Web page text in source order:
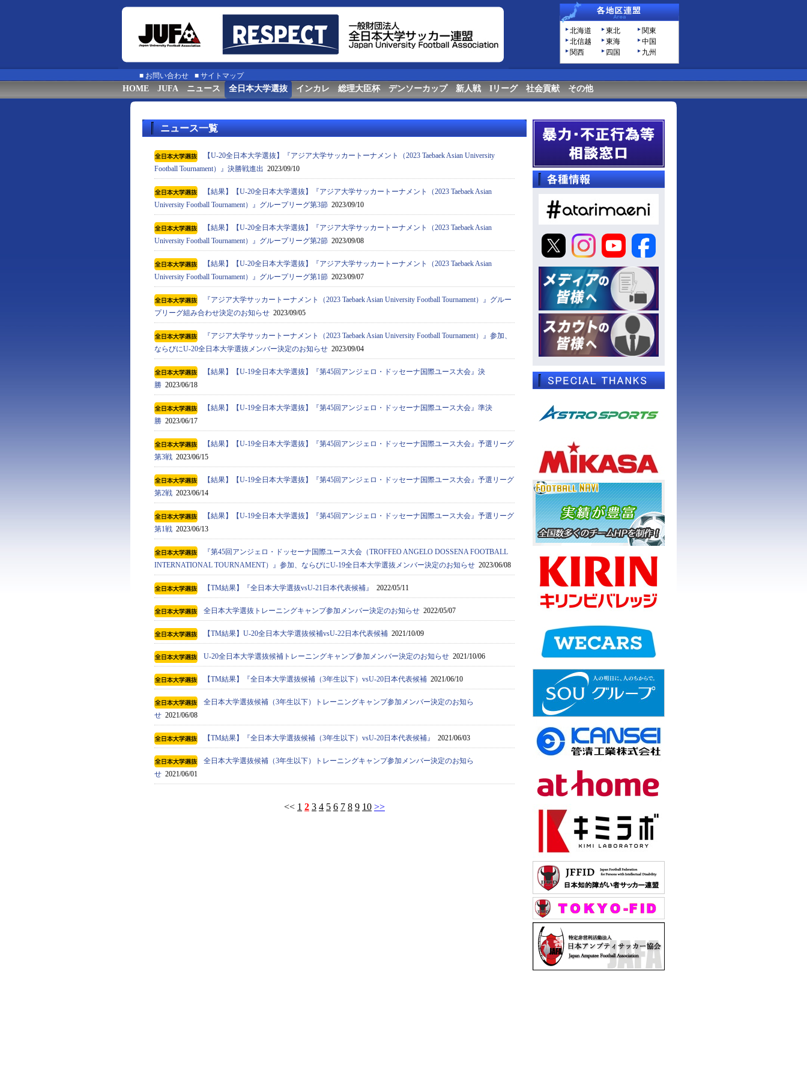
北海道 東北
関東
北信越
東海
中国
関西
四国 九州
■ お問い合わせ ■ サイトマップ
HOME JUFA ニュース 全日本大学選抜 インカレ 総理大臣杯 デンソーカップ 新人戦 Iリーグ 社会貢献 その他
ニュース一覧
【U-20全日本大学選抜】『アジア⼤学サッカートーナメント（2023 Taebaek Asian University
Football Tournament）』決勝戦進出 2023/09/10
【結果】【U-20全日本大学選抜】『アジア⼤学サッカートーナメント（2023 Taebaek Asian
University Football Tournament）』グループリーグ第3節 2023/09/10
【結果】【U-20全日本大学選抜】『アジア⼤学サッカートーナメント（2023 Taebaek Asian
University Football Tournament）』グループリーグ第2節 2023/09/08
【結果】【U-20全日本大学選抜】『アジア⼤学サッカートーナメント（2023 Taebaek Asian
University Football Tournament）』グループリーグ第1節 2023/09/07
『アジア⼤学サッカートーナメント（2023 Taebaek Asian University Football Tournament）』グルー
プリーグ組み合わせ決定のお知らせ 2023/09/05
『アジア⼤学サッカートーナメント（2023 Taebaek Asian University Football Tournament）』参加、
ならびにU-20全日本大学選抜メンバー決定のお知らせ 2023/09/04
【結果】【U-19全日本大学選抜】『第45回アンジェロ・ドッセーナ国際ユース大会』決
勝 2023/06/18
【結果】【U-19全日本大学選抜】『第45回アンジェロ・ドッセーナ国際ユース大会』準決
勝 2023/06/17
【結果】【U-19全日本大学選抜】『第45回アンジェロ・ドッセーナ国際ユース大会』予選リーグ
第3戦 2023/06/15
【結果】【U-19全日本大学選抜】『第45回アンジェロ・ドッセーナ国際ユース大会』予選リーグ
第2戦 2023/06/14
【結果】【U-19全日本大学選抜】『第45回アンジェロ・ドッセーナ国際ユース大会』予選リーグ
第1戦 2023/06/13
『第45回アンジェロ・ドッセーナ国際ユース大会（TROFFEO ANGELO DOSSENA FOOTBALL
INTERNATIONAL TOURNAMENT）』参加、ならびにU-19全日本大学選抜メンバー決定のお知らせ 2023/06/08
【TM結果】『全日本大学選抜vsU-21日本代表候補』 2022/05/11
全日本大学選抜トレーニングキャンプ参加メンバー決定のお知らせ 2022/05/07
【TM結果】U-20全日本大学選抜候補vsU-22日本代表候補 2021/10/09
U-20全日本大学選抜候補トレーニングキャンプ参加メンバー決定のお知らせ 2021/10/06
【TM結果】『全日本大学選抜候補（3年生以下）vsU-20日本代表候補 2021/06/10
全日本大学選抜候補（3年生以下）トレーニングキャンプ参加メンバー決定のお知ら
せ 2021/06/08
【TM結果】『全日本大学選抜候補（3年生以下）vsU-20日本代表候補』 2021/06/03
全日本大学選抜候補（3年生以下）トレーニングキャンプ参加メンバー決定のお知ら
せ 2021/06/01
<< 1 2 3 4 5 6 7 8 9 10 >>